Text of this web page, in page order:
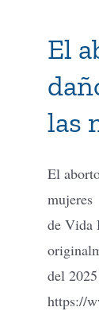
El
las
El
mujeres
de Vida
del
https://